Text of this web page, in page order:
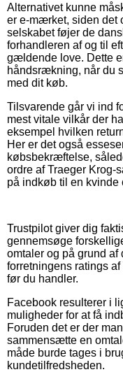
Alternativet kunne
er e-mærket, siden det
selskabet føjer de
forhandleren af og til
gældende love. Dette
håndsrækning, når du
med dit køb.
Tilsvarende går vi ind
mest vitale vilkår der
eksempel hvilken
Her er det også
købsbekræftelse,
ordre af Traeger Krog-
på indkøb til en kvinde
Trustpilot giver dig
gennemsøge
omtaler og på grund af
forretningens ratings
før du handler.
Facebook resulterer i
muligheder for at få
Foruden det er der
sammensætte en
måde burde tages i
kundetilfredsheden.